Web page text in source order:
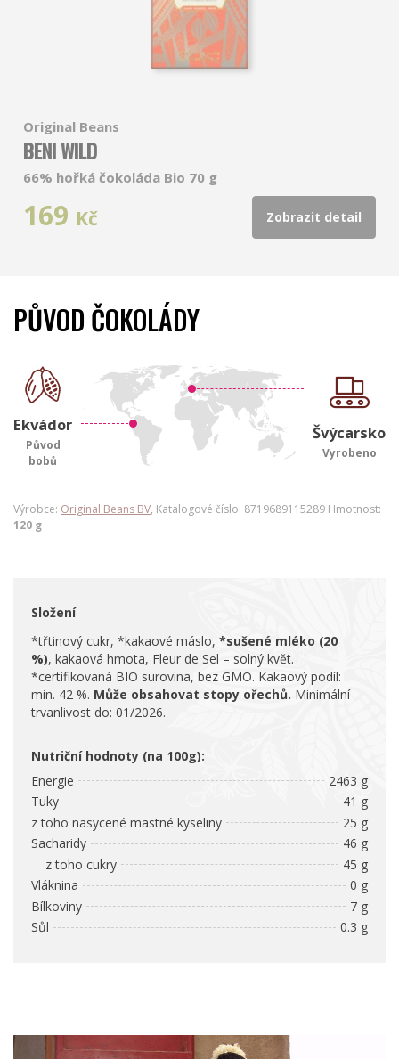
Original Beans
BENI WILD
66% hořká čokoláda Bio 70 g
169 Kč Zobrazit detail
PŮVOD ČOKOLÁDY
Ekvádor
Původ
bobů
Švýcarsko
Vyrobeno
Výrobce: Original Beans BV, Katalogové číslo: 8719689115289 Hmotnost:
120 g
Složení
*třtinový cukr, *kakaové máslo, *sušené mléko (20
%), kakaová hmota, Fleur de Sel – solný květ.
*certifikovaná BIO surovina, bez GMO. Kakaový podíl:
min. 42 %. Může obsahovat stopy ořechů. Minimální
trvanlivost do: 01/2026.
Nutriční hodnoty (na 100g):
Energie
2463 g
Tuky
41 g
z toho nasycené mastné kyseliny
25 g
Sacharidy
46 g
z toho cukry
45 g
Vláknina
0 g
Bílkoviny
7 g
Sůl
0.3 g